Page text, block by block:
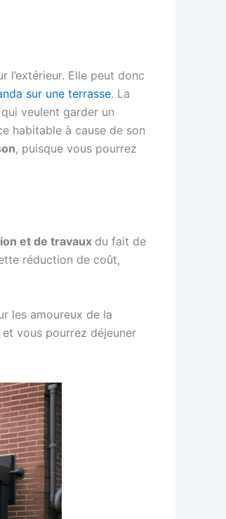
l’extérieur. Elle peut donc
sur une terrasse. La
veulent garder un
habitable à cause de son
, puisque vous pourrez
et de travaux du fait de
réduction de coût,
les amoureux de la
vous pourrez déjeuner